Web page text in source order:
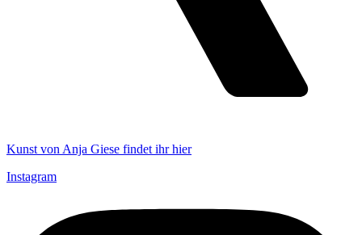
Kunst von Anja Giese findet ihr hier
Instagram